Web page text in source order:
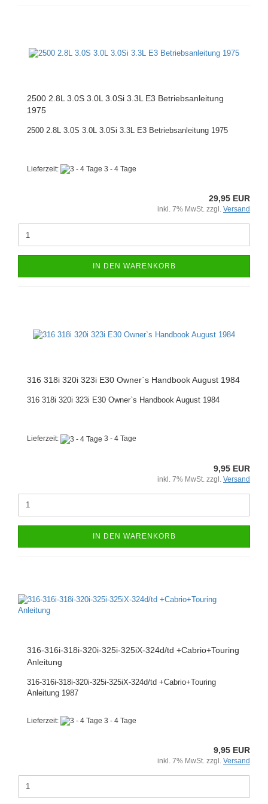
2500 2.8L 3.0S 3.0L 3.0Si 3.3L E3 Betriebsanleitung
1975
2500 2.8L 3.0S 3.0L 3.0Si 3.3L E3 Betriebsanleitung 1975
Lieferzeit: 3 - 4 Tage
29,95 EUR
inkl. 7% MwSt. zzgl. Versand
IN DEN WARENKORB
316 318i 320i 323i E30 Owner`s Handbook August 1984
316 318i 320i 323i E30 Owner`s Handbook August 1984
Lieferzeit: 3 - 4 Tage
9,95 EUR
inkl. 7% MwSt. zzgl. Versand
IN DEN WARENKORB
316-316i-318i-320i-325i-325iX-324d/td +Cabrio+Touring
Anleitung
316-316i-318i-320i-325i-325iX-324d/td +Cabrio+Touring
Anleitung 1987
Lieferzeit: 3 - 4 Tage
9,95 EUR
inkl. 7% MwSt. zzgl. Versand